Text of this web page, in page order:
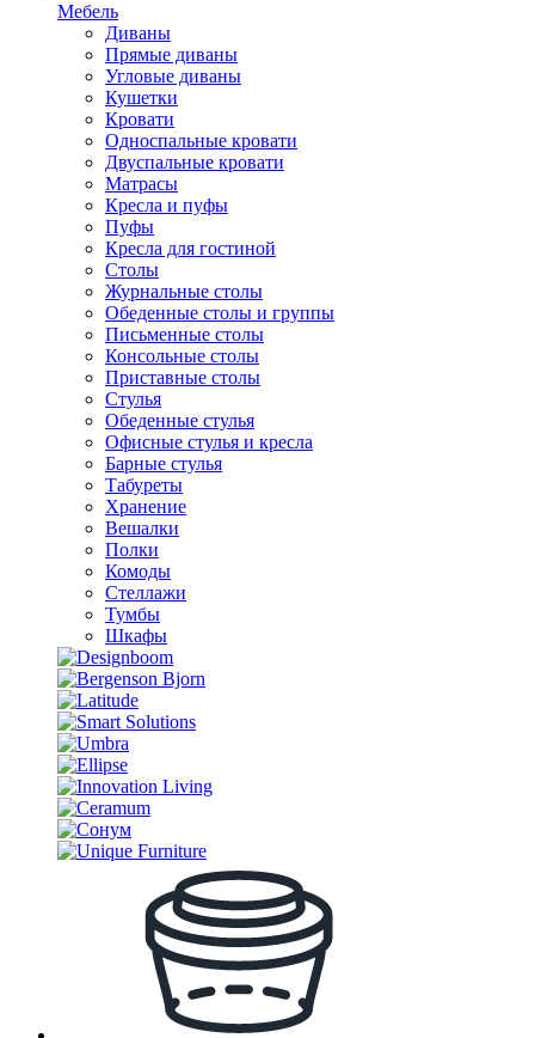
Мебель
Диваны
Прямые диваны
Угловые диваны
Кушетки
Кровати
Односпальные кровати
Двуспальные кровати
Матрасы
Кресла и пуфы
Пуфы
Кресла для гостиной
Столы
Журнальные столы
Обеденные столы и группы
Письменные столы
Консольные столы
Приставные столы
Стулья
Обеденные стулья
Офисные стулья и кресла
Барные стулья
Табуреты
Хранение
Вешалки
Полки
Комоды
Стеллажи
Тумбы
Шкафы